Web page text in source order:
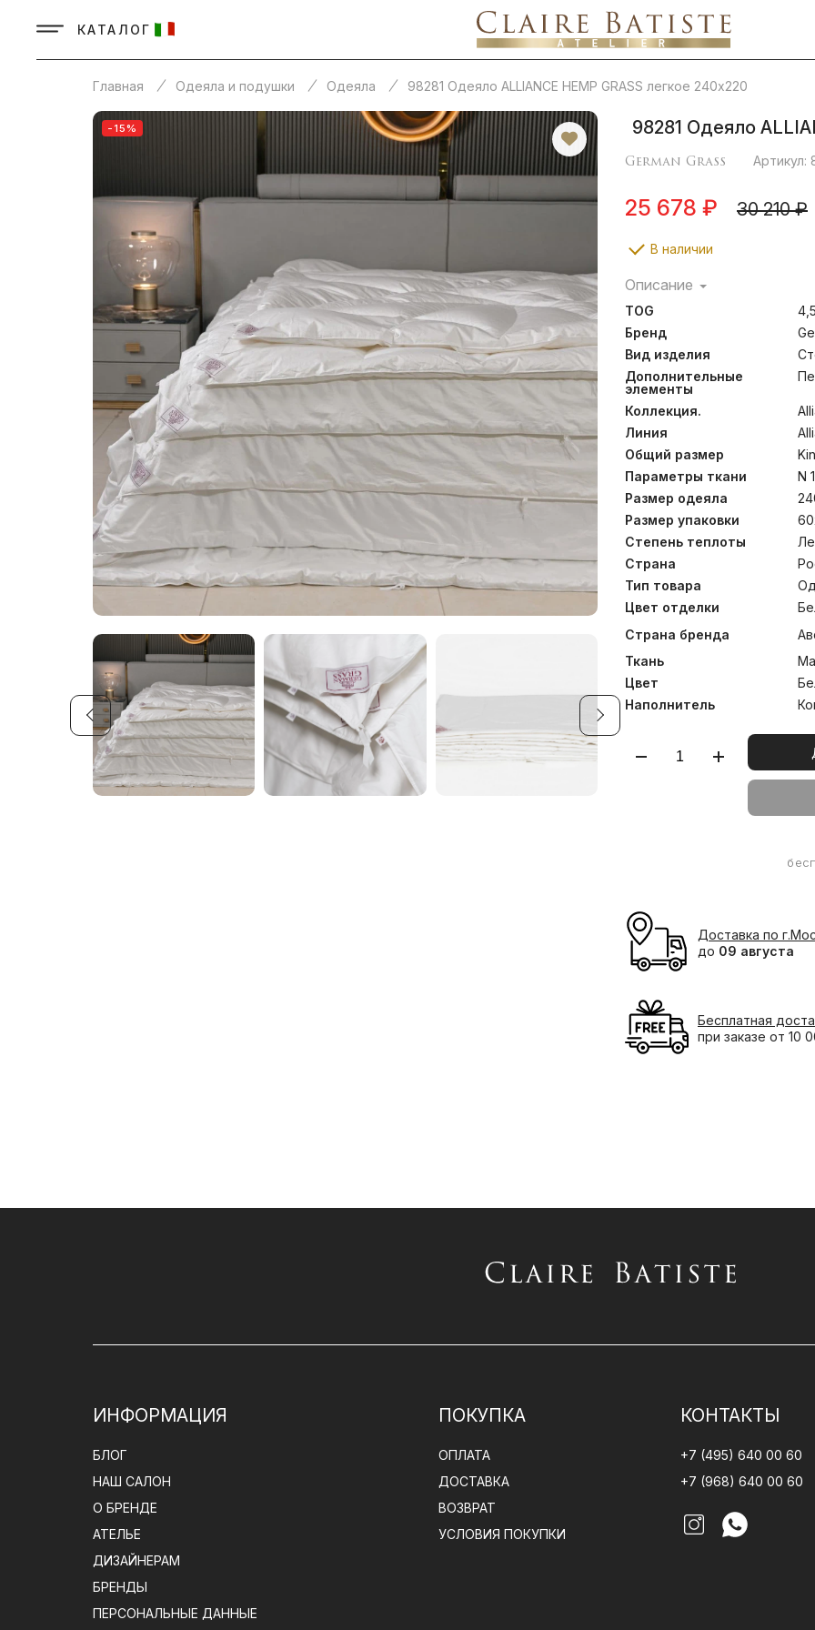
КАТАЛОГ
Главная Одеяла и подушки Одеяла 98281 Одеяло ALLIANCE HEMP GRASS легкое 240х220
-15% 98281 Одеяло
German Grass Артикул:
25 678 ₽ 30 210 ₽
В наличии
Описание
Сочетание волокон
одеял ALLIANCE
гармонию
полноценному и
пуходержащий макосатин
хлопка (Macosateen,
Weidmann (Зюссен,
образование
не электризуется и
эффектом, в нем не
бактерии и грибки.
теплоты и прекрасно
сезон. Для
Вы можете дополнить
ALLIANCE GRASS.
40°С.
TOG
4,5
Бренд
Вид изделия
Дополнительные
элементы
Коллекция.
Линия
Общий размер
Параметры ткани
N
Размер одеяла
Размер упаковки
Степень теплоты
Страна
Тип товара
Цвет отделки
Страна бренда
Ткань
Цвет
Наполнитель
Доставка по
до 09 августа
Бесплатная
при заказе от 10
ИНФОРМАЦИЯ
БЛОГ
НАШ САЛОН
О БРЕНДЕ
АТЕЛЬЕ
ДИЗАЙНЕРАМ
БРЕНДЫ
ПЕРСОНАЛЬНЫЕ ДАННЫЕ
ПОКУПКА
ОПЛАТА
ДОСТАВКА
ВОЗВРАТ
УСЛОВИЯ ПОКУПКИ
КОНТАКТЫ
+7 (495) 640 00 60
+7 (968) 640 00 60